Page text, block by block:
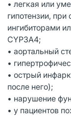
• легкая или
гипотензии,
ингибиторами
CYP3А4;
• аортальный
•
• острый
после него);
• нарушение
• у пациентов